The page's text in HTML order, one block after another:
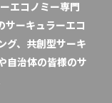
エコノミー専門
サーキュラーエコ
グ、共創型サーキ
自治体の皆様のサ